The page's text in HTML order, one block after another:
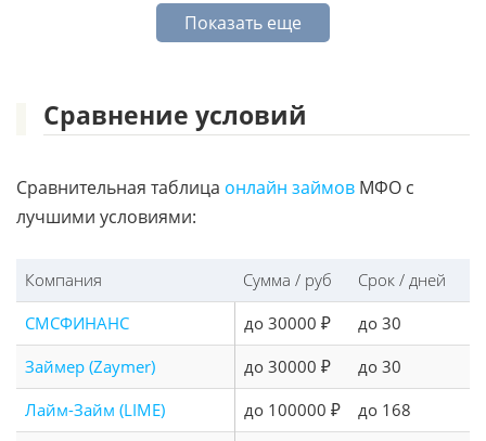
Показать еще
Сравнение условий
Сравнительная таблица онлайн займов МФО с
лучшими условиями:
Компания Сумма / руб Срок / дней
СМСФИНАНС
до 30000 ₽ до 30
Займер (Zaymer)
до 30000 ₽ до 30
Лайм-Займ (LIME)
до 100000 ₽ до 168